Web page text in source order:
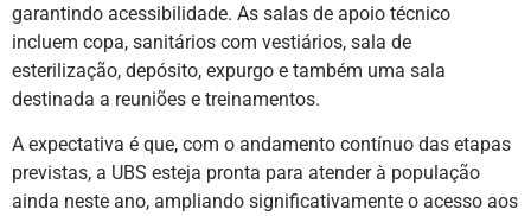
garantindo acessibilidade. As salas de apoio técnico
incluem copa, sanitários com vestiários, sala de
esterilização, depósito, expurgo e também uma sala
destinada a reuniões e treinamentos.
A expectativa é que, com o andamento contínuo das etapas
previstas, a UBS esteja pronta para atender à população
ainda neste ano, ampliando significativamente o acesso aos